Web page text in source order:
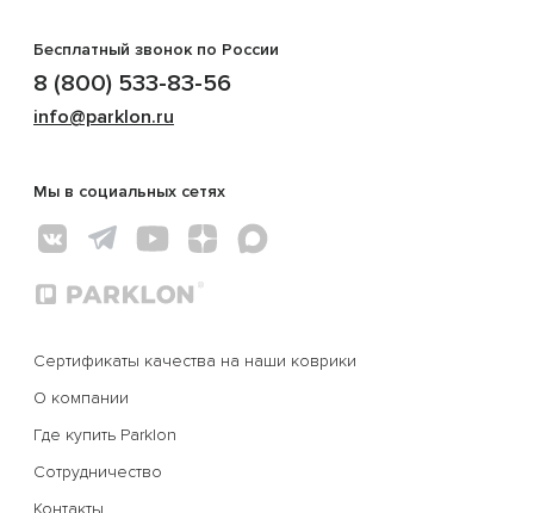
Сертификаты качества на наши коврики
О компании
Где купить Parklon
Сотрудничество
Контакты
Бесплатный звонок по России
8 (800) 533-83-56
info@parklon.ru
Мы в социальных сетях